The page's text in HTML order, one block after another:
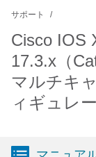
サポート
Cisco IOS
17.3.x（
マルチキ
ィギュレ